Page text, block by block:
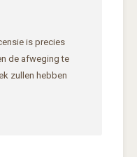
is precies
de afweging te
zullen hebben